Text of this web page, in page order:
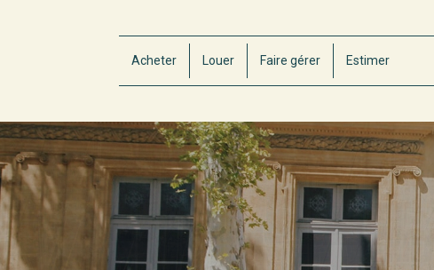
Acheter Louer Faire gérer Estimer